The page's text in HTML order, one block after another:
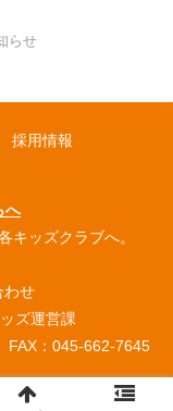
らせ
採用情報
へ
キッズクラブへ。
わせ
ズ運営課
：045-662-7645
ズクラブ